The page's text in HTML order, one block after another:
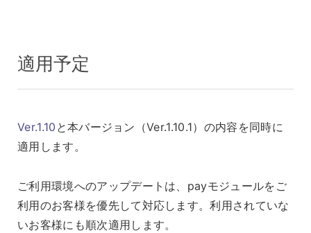
適用予定
Ver.1.10 と本バージョン（Ver.1.10.1）の内容を同時に
適用します。
ご利用環境へのアップデートは、payモジュールをご
利用のお客様を優先して対応します。利用されていな
いお客様にも順次適用します。